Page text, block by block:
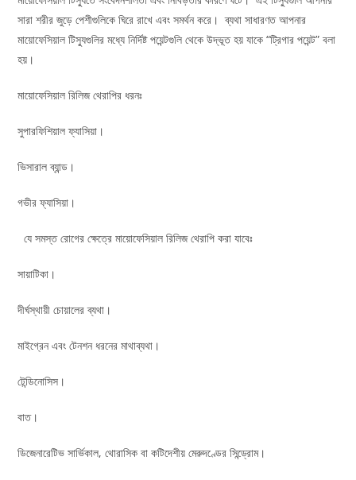
সারা শরীর জুড়ে পেশীগুলিকে ঘিরে রাখে এবং সমর্থন করে। ব্যথা সাধারণত আপনার
মায়োফেসিয়াল টিস্যুগুলির মধ্যে নির্দিষ্ট পয়েন্টগুলি থেকে উদ্ভূত হয় যাকে “ট্রিগার পয়েন্ট” বলা
হয়।
মায়োফেসিয়াল রিলিজ থেরাপির ধরনঃ
সুপারফিশিয়াল ফ্যাসিয়া।
ভিসারাল ব্যান্ড।
গভীর ফ্যাসিয়া।
যে সমস্ত রোগের ক্ষেত্রে মায়োফেসিয়াল রিলিজ থেরাপি করা যাবেঃ
সায়াটিকা।
দীর্ঘস্থায়ী চোয়ালের ব্যথা।
মাইগ্রেন এবং টেনশন ধরনের মাথাব্যথা।
টেন্ডিনোসিস।
বাত।
ডিজেনারেটিভ সার্ভিকাল, থোরাসিক বা কটিদেশীয় মেরুদণ্ডের সিন্ড্রোম।